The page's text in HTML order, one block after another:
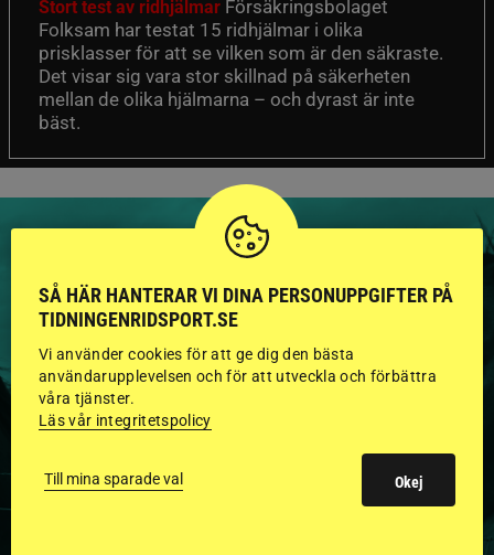
Stort test av ridhjälmar Försäkringsbolaget
Folksam har testat 15 ridhjälmar i olika
prisklasser för att se vilken som är den säkraste.
Det visar sig vara stor skillnad på säkerheten
mellan de olika hjälmarna – och dyrast är inte
bäst.
HINGSTAR ONLINE
GODKÄNDA HINGSTAR I
FLERA KATEGORIER MED
BILDER OCH FAKTA
SÅ HÄR HANTERAR VI DINA PERSONUPPGIFTER PÅ
TIDNINGENRIDSPORT.SE
Vi använder cookies för att ge dig den bästa
användarupplevelsen och för att utveckla och förbättra
våra tjänster.
Läs vår integritetspolicy
Till mina sparade val Okej